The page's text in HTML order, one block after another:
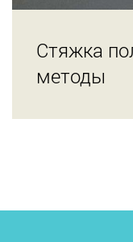
Стяжка
методы